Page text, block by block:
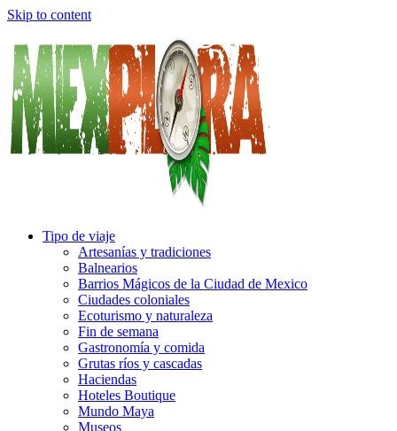
Skip to content
Tipo de viaje
Artesanías y tradiciones
Balnearios
Barrios Mágicos de la Ciudad de Mexico
Ciudades coloniales
Ecoturismo y naturaleza
Fin de semana
Gastronomía y comida
Grutas ríos y cascadas
Haciendas
Hoteles Boutique
Mundo Maya
Museos